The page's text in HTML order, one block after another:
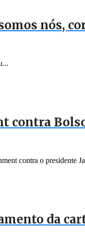
nós,
contra
contra o presidente
da